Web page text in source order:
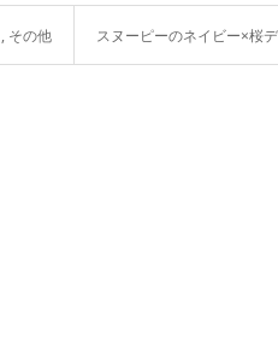
, その他 スヌーピーのネイビー×桜